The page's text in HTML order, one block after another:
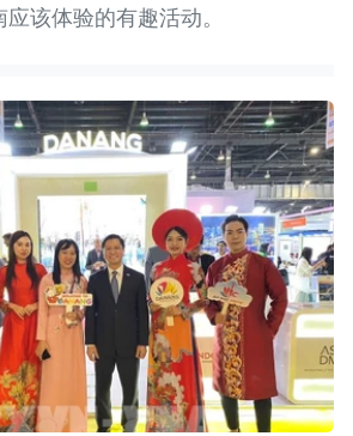
该体验的有趣活动。